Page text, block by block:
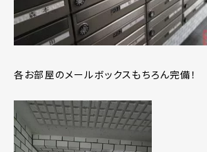
各お部屋のメールボックスもちろん完備！